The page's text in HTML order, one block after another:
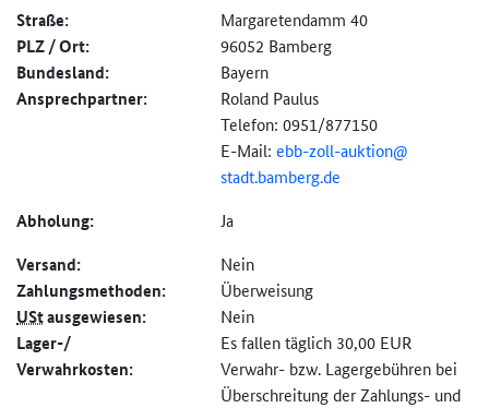
Straße: Margaretendamm 40
PLZ / Ort: 96052 Bamberg
Bundesland: Bayern
Ansprechpartner:
Roland Paulus
Telefon: 0951/877150
E-Mail: ebb-zoll-auktion@
stadt.bamberg.de
Abholung: Ja
Versand: Nein
Zahlungs­methoden: Überweisung
UStausgewiesen: Nein
Lager-/
Verwahrkosten:
Es fallen täglich 30,00 EUR
Verwahr- bzw. Lagergebühren bei
Überschreitung der Zahlungs- und